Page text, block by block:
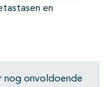
en
nog onvoldoende